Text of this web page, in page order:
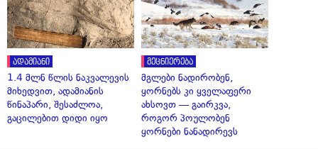
ადამიანი
1.4 მლნ წლის ნაკვალევის
მიხედვით, ადამიანის
წინაპარი, შესაძლოა,
გაცილებით დიდი იყო
მეცნიერება
მგლები ნადირობენ,
ყორნებს კი ყველაფერი
ახსოვთ — გაირკვა,
როგორ პოულობენ
ყორნები ნანადირევს